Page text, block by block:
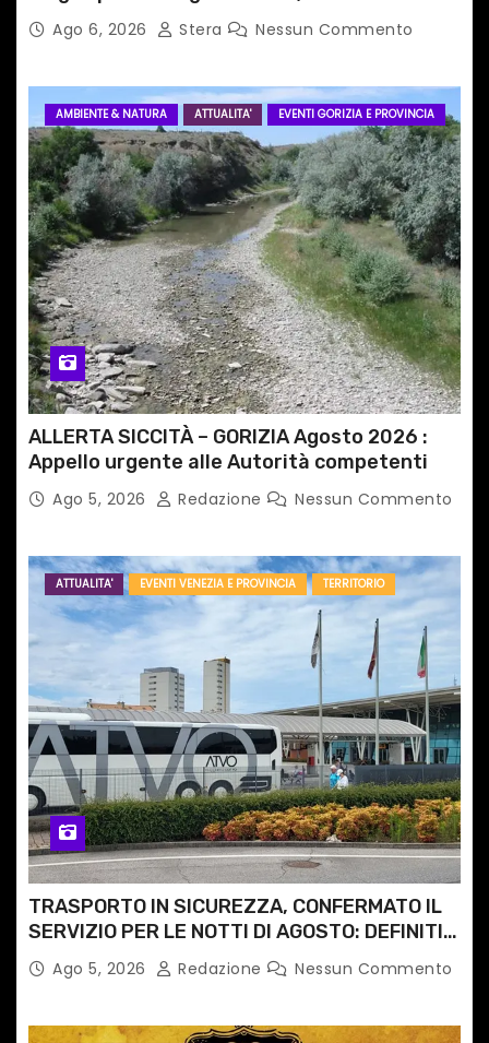
Ago 6, 2026 Stera Nessun Commento
AMBIENTE & NATURA ATTUALITA' EVENTI GORIZIA E PROVINCIA
ALLERTA SICCITÀ – GORIZIA Agosto 2026 :
Appello urgente alle Autorità competenti
Ago 5, 2026 Redazione Nessun Commento
ATTUALITA' EVENTI VENEZIA E PROVINCIA TERRITORIO
TRASPORTO IN SICUREZZA, CONFERMATO IL
SERVIZIO PER LE NOTTI DI AGOSTO: DEFINITI
PERCORSI, FERMATE E ORARIO
Ago 5, 2026 Redazione Nessun Commento